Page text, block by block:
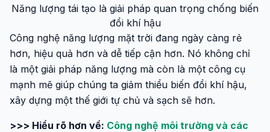
Năng lượng tái tạo là giải pháp quan trọng chống biến
đổi khí hậu
Công nghệ năng lượng mặt trời đang ngày càng rẻ
hơn, hiệu quả hơn và dễ tiếp cận hơn. Nó không chỉ
là một giải pháp năng lượng mà còn là một công cụ
mạnh mẽ giúp chúng ta giảm thiểu biến đổi khí hậu,
xây dựng một thế giới tự chủ và sạch sẽ hơn.
>>> Hiểu rõ hơn về: Công nghệ môi trường và các